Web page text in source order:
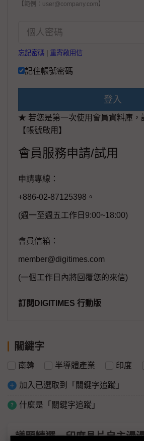
【範例：user@company.com】
忘記密碼 重寄啟用信
記住帳號密碼
登入
★ 若您是第一次使用會員資料庫，
【帳號啟用】
會員服務申請/試用
申請專線：
+886-02-87125398。
(週一至週五工作日9:00~18:00)
會員信箱：
member@digitimes.com
(一個工作日內將回覆您的來信)
訂閱DIGITIMES 行動版
關鍵字
南韓 半導體產業 印度
加入已選取到「關鍵字追蹤」
什麼是「關鍵字追蹤」
議題精選－印度晶片自主漫